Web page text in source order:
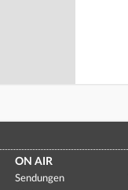
ON AIR
Sendungen